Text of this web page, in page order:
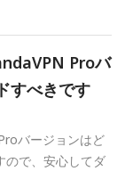
Proバ
すべきです
バージョンはど
ので、安心してダ